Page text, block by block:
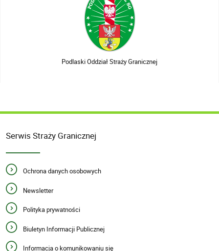
Podlaski Oddział Straży Granicznej
Serwis Straży Granicznej
Ochrona danych osobowych
Newsletter
Polityka prywatności
Biuletyn Informacji Publicznej
Informacja o komunikowaniu się